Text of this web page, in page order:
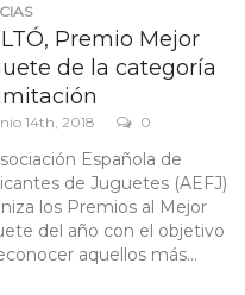
Premio Mejor
de la categoría
14th, 2018 0
Española de
de Juguetes (AEFJ)
los Premios al Mejor
del año con el objetivo
aquellos más...